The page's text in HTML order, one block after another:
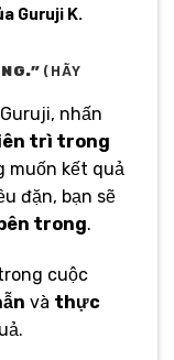
Guruji K.
(HÃY
nhấn
trì trong
muốn kết quả
đặn, bạn sẽ
trong.
cuộc
và thực